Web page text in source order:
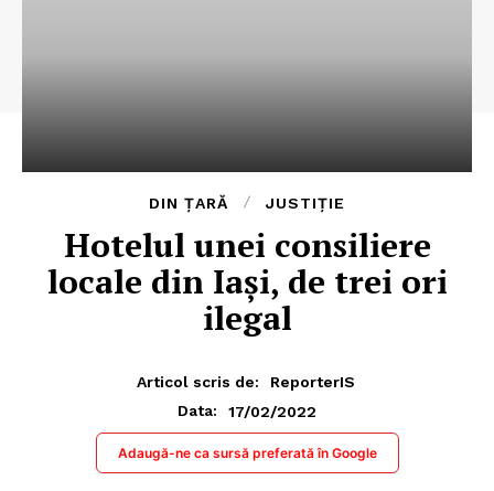
DIN ȚARĂ JUSTIȚIE
Hotelul unei consiliere
locale din Iași, de trei ori
ilegal
Articol scris de:
ReporterIS
Data:
17/02/2022
Adaugă-ne ca sursă preferată în Google